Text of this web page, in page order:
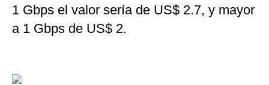
1 Gbps el valor sería de US$ 2.7, y mayor
a 1 Gbps de US$ 2.